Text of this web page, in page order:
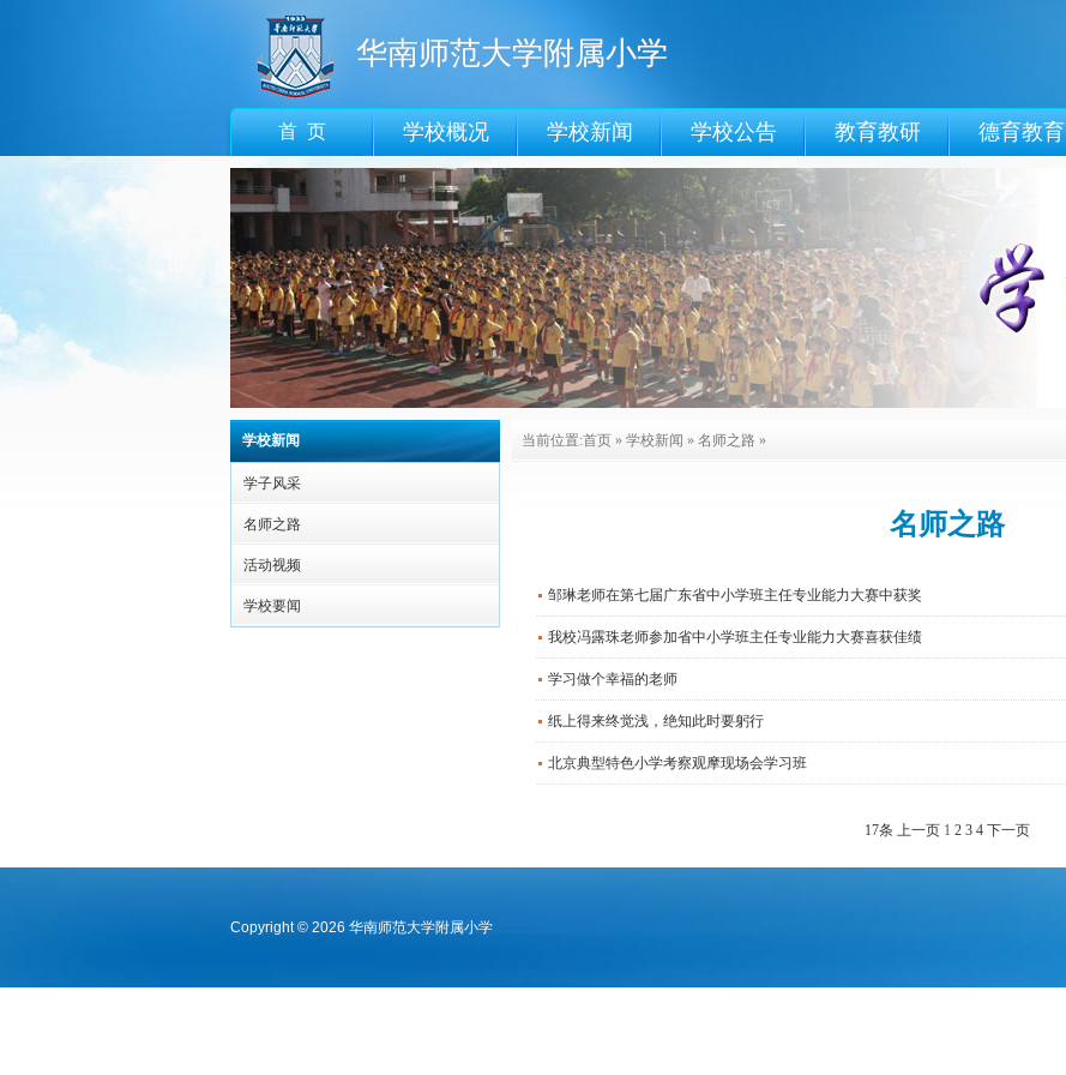
华南师范大学附属小学
首 页 学校概况 学校新闻 学校公告 教育教研 德育教育
学校新闻
学子风采
名师之路
活动视频
学校要闻
当前位置:首页 » 学校新闻 » 名师之路 »
名师之路
邹琳老师在第七届广东省中小学班主任专业能力大赛中获奖
我校冯露珠老师参加省中小学班主任专业能力大赛喜获佳绩
学习做个幸福的老师
纸上得来终觉浅，绝知此时要躬行
北京典型特色小学考察观摩现场会学习班
17条 上一页 1 2 3 4 下一页
Copyright © 2026 华南师范大学附属小学